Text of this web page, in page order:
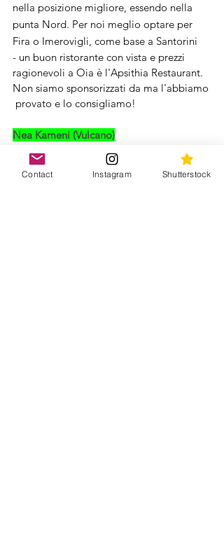
nella posizione migliore, essendo nella
punta Nord. Per noi meglio optare per
Fira o Imerovigli, come base a Santorini
- un buon ristorante con vista e prezzi
ragionevoli a Oia è l'Apsithia Restaurant.
Non siamo sponsorizzati da ma l'abbiamo
provato e lo consigliamo!
Nea Kameni (Vulcano)
Il modo migliore per visitare le isole nella
Contact Instagram Shutterstock